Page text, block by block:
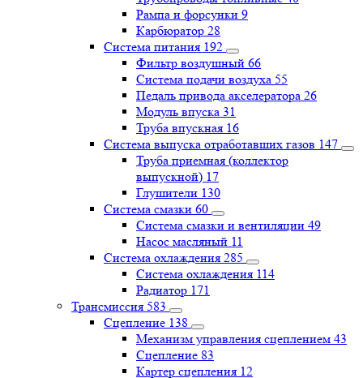
Рампа и форсунки 9
Карбюратор 28
Система питания 192
Фильтр воздушный 66
Система подачи воздуха 55
Педаль привода акселератора 26
Модуль впуска 31
Труба впускная 16
Система выпуска отработавших газов 147
Труба приемная (коллектор
выпускной) 17
Глушители 130
Система смазки 60
Система смазки и вентиляции 49
Насос масляный 11
Система охлаждения 285
Система охлаждения 114
Радиатор 171
Трансмиссия 583
Сцепление 138
Механизм управления сцеплением 43
Сцепление 83
Картер сцепления 12